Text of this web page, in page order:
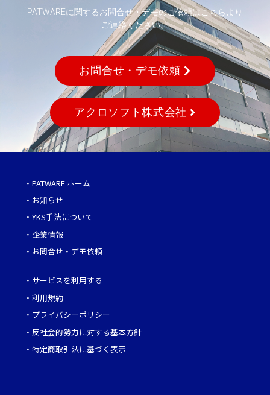
PATWAREに関するお問合せ・デモのご依頼はこちらより
ご連絡ください。
お問合せ・デモ依頼
アクロソフト株式会社
・ PATWARE ホーム
・ お知らせ
・ YKS手法について
・ 企業情報
・ お問合せ・デモ依頼
・ サービスを利用する
・ 利用規約
・ プライバシーポリシー
・ 反社会的勢力に対する基本方針
・ 特定商取引法に基づく表示